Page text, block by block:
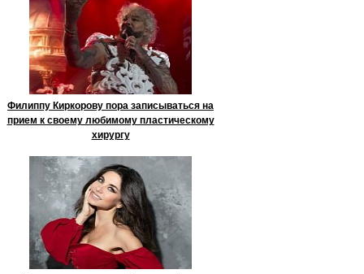
Филиппу Киркорову пора записываться на
прием к своему любимому пластическому
хирургу